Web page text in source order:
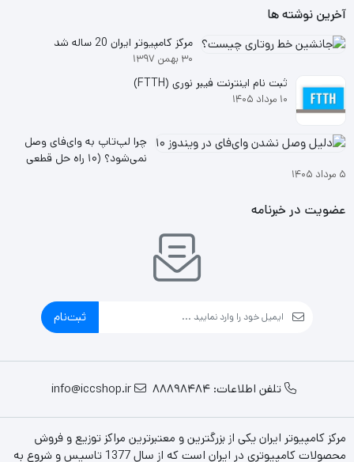
آخرین نوشته ها
مرکز کامپیوتر ایران 20 ساله شد
۳۰ بهمن ۱۳۹۷
ثبت نام اینترنت فیبر نوری (FTTH)
۱۰ مرداد ۱۴۰۵
چرا لپ‌تاپ به وای‌فای وصل
نمی‌شود؟ (۱۰ راه حل قطعی
۵ مرداد ۱۴۰۵
عضویت در خبرنامه
ثبت‌نام
تلفن اطلاعات: 88898484 info@iccshop.ir
مرکز کامپیوتر ایران یکی از بزرگترین و معتبرترین مراکز توزیع و فروش
محصولات کامپیوتری در ایران است که از سال 1377 تاسیس و شروع به